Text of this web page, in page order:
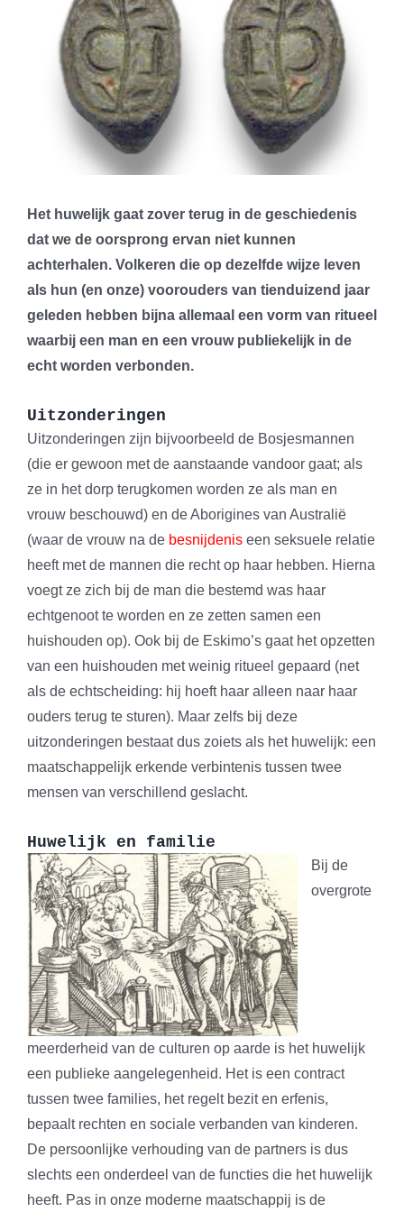
Het huwelijk gaat zover terug in de geschiedenis
dat we de oorsprong ervan niet kunnen
achterhalen. Volkeren die op dezelfde wijze leven
als hun (en onze) voorouders van tienduizend jaar
geleden hebben bijna allemaal een vorm van ritueel
waarbij een man en een vrouw publiekelijk in de
echt worden verbonden.
Uitzonderingen
Uitzonderingen zijn bijvoorbeeld de Bosjesmannen
(die er gewoon met de aanstaande vandoor gaat; als
ze in het dorp terugkomen worden ze als man en
vrouw beschouwd) en de Aborigines van Australië
(waar de vrouw na de besnijdenis een seksuele relatie
heeft met de mannen die recht op haar hebben. Hierna
voegt ze zich bij de man die bestemd was haar
echtgenoot te worden en ze zetten samen een
huishouden op). Ook bij de Eskimo’s gaat het opzetten
van een huishouden met weinig ritueel gepaard (net
als de echtscheiding: hij hoeft haar alleen naar haar
ouders terug te sturen). Maar zelfs bij deze
uitzonderingen bestaat dus zoiets als het huwelijk: een
maatschappelijk erkende verbintenis tussen twee
mensen van verschillend geslacht.
Huwelijk en familie
Bij de
overgrote
meerderheid van de culturen op aarde is het huwelijk
een publieke aangelegenheid. Het is een contract
tussen twee families, het regelt bezit en erfenis,
bepaalt rechten en sociale verbanden van kinderen.
De persoonlijke verhouding van de partners is dus
slechts een onderdeel van de functies die het huwelijk
heeft. Pas in onze moderne maatschappij is de